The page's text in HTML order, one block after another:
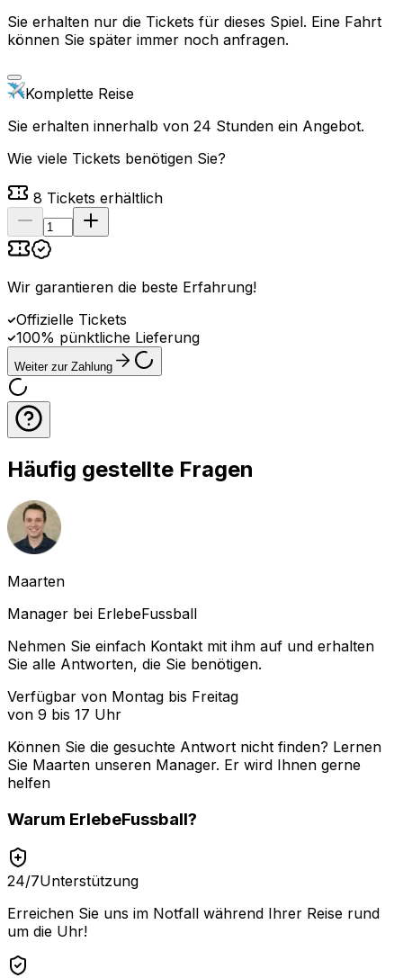
Sie erhalten nur die Tickets für dieses Spiel. Eine Fahrt
können Sie später immer noch anfragen.
Komplette Reise
Sie erhalten innerhalb von 24 Stunden ein Angebot.
Wie viele Tickets benötigen Sie?
8 Tickets erhältlich
Wir garantieren die beste Erfahrung!
Offizielle Tickets
100% pünktliche Lieferung
Weiter zur Zahlung
Häufig gestellte Fragen
Maarten
Manager bei ErlebeFussball
Nehmen Sie einfach Kontakt mit ihm auf und erhalten
Sie alle Antworten, die Sie benötigen.
Verfügbar von Montag bis Freitag
von 9 bis 17 Uhr
Können Sie die gesuchte Antwort nicht finden? Lernen
Sie Maarten unseren Manager. Er wird Ihnen gerne
helfen
Warum ErlebeFussball?
24/7Unterstützung
Erreichen Sie uns im Notfall während Ihrer Reise rund
um die Uhr!